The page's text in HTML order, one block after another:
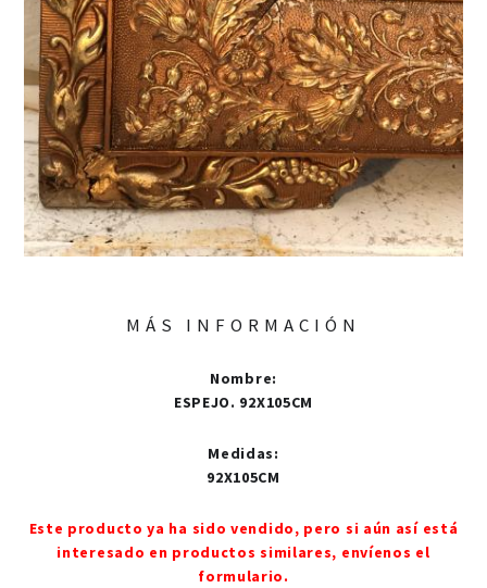
MÁS INFORMACIÓN
Nombre:
ESPEJO. 92X105CM
Medidas:
92X105CM
Este producto ya ha sido vendido, pero si aún así está
interesado en productos similares, envíenos el
formulario.